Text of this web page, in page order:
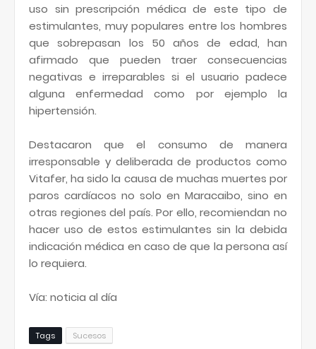
uso sin prescripción médica de este tipo de
estimulantes, muy populares entre los hombres
que sobrepasan los 50 años de edad, han
afirmado que pueden traer consecuencias
negativas e irreparables si el usuario padece
alguna enfermedad como por ejemplo la
hipertensión.
Destacaron que el consumo de manera
irresponsable y deliberada de productos como
Vitafer, ha sido la causa de muchas muertes por
paros cardíacos no solo en Maracaibo, sino en
otras regiones del país. Por ello, recomiendan no
hacer uso de estos estimulantes sin la debida
indicación médica en caso de que la persona así
lo requiera.
Vía: noticia al día
Tags Sucesos